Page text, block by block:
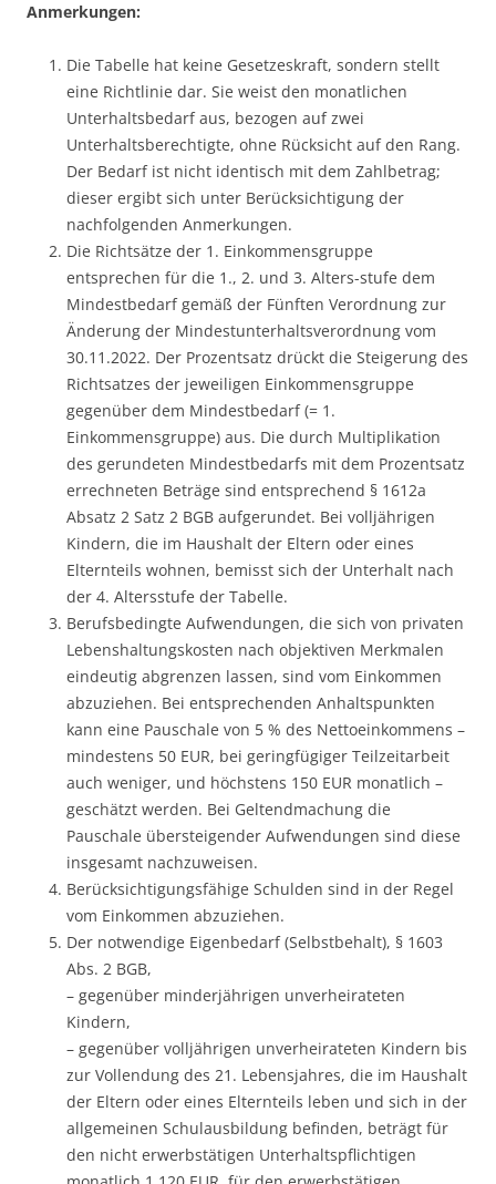
Anmerkungen:
Die Tabelle hat keine Gesetzeskraft, sondern stellt
eine Richtlinie dar. Sie weist den monatlichen
Unterhaltsbedarf aus, bezogen auf zwei
Unterhaltsberechtigte, ohne Rücksicht auf den Rang.
Der Bedarf ist nicht identisch mit dem Zahlbetrag;
dieser ergibt sich unter Berücksichtigung der
nachfolgenden Anmerkungen.
Die Richtsätze der 1. Einkommensgruppe
entsprechen für die 1., 2. und 3. Alters-stufe dem
Mindestbedarf gemäß der Fünften Verordnung zur
Änderung der Mindestunterhaltsverordnung vom
30.11.2022. Der Prozentsatz drückt die Steigerung des
Richtsatzes der jeweiligen Einkommensgruppe
gegenüber dem Mindestbedarf (= 1.
Einkommensgruppe) aus. Die durch Multiplikation
des gerundeten Mindestbedarfs mit dem Prozentsatz
errechneten Beträge sind entsprechend § 1612a
Absatz 2 Satz 2 BGB aufgerundet. Bei volljährigen
Kindern, die im Haushalt der Eltern oder eines
Elternteils wohnen, bemisst sich der Unterhalt nach
der 4. Altersstufe der Tabelle.
Berufsbedingte Aufwendungen, die sich von privaten
Lebenshaltungskosten nach objektiven Merkmalen
eindeutig abgrenzen lassen, sind vom Einkommen
abzuziehen. Bei entsprechenden Anhaltspunkten
kann eine Pauschale von 5 % des Nettoeinkommens –
mindestens 50 EUR, bei geringfügiger Teilzeitarbeit
auch weniger, und höchstens 150 EUR monatlich –
geschätzt werden. Bei Geltendmachung die
Pauschale übersteigender Aufwendungen sind diese
insgesamt nachzuweisen.
Berücksichtigungsfähige Schulden sind in der Regel
vom Einkommen abzuziehen.
Der notwendige Eigenbedarf (Selbstbehalt), § 1603
Abs. 2 BGB,
– gegenüber minderjährigen unverheirateten
Kindern,
– gegenüber volljährigen unverheirateten Kindern bis
zur Vollendung des 21. Lebensjahres, die im Haushalt
der Eltern oder eines Elternteils leben und sich in der
allgemeinen Schulausbildung befinden, beträgt für
den nicht erwerbstätigen Unterhaltspflichtigen